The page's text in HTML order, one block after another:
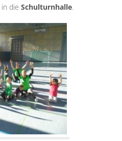
in die Schulturnhalle.